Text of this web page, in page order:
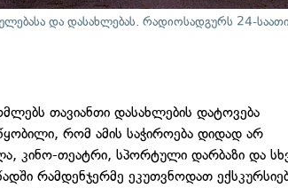
და დასახლებას. რადიოსადგურს 24-
თავიანთი დასახლების დატოვება
რომ ამის საჭიროება დიდად არ
კინო-თეატრი, სპორტული დარბაზი და
რამდენჯერმე ეკუთვნოდათ